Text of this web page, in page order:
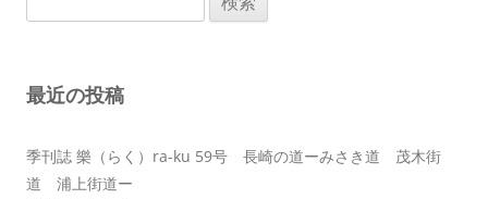
ョ
索:
最近の投稿
季刊誌 樂（らく）ra-ku 59号 長崎の道ーみさき道 茂木街
道 浦上街道ー